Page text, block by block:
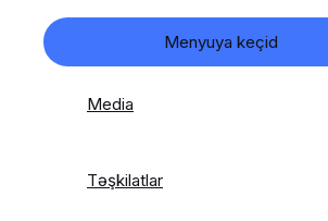
Menyuya keçid
Media
Təşkilatlar